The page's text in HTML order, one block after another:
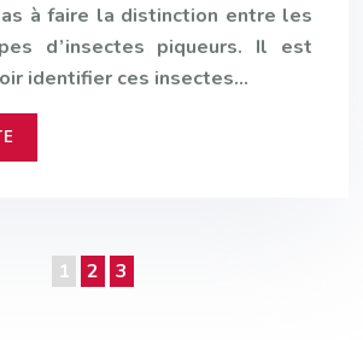
à faire la distinction entre les
d’insectes piqueurs. Il est
identifier ces insectes…
1 2 3